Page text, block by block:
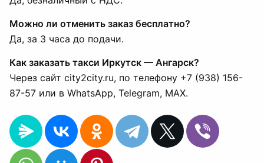
Можно ли отменить заказ бесплатно?
Да, за 3 часа до подачи.
Как заказать такси Иркутск — Ангарск?
Через сайт city2city.ru, по телефону +7 (938) 156-
87-57 или в WhatsApp, Telegram, MAX.